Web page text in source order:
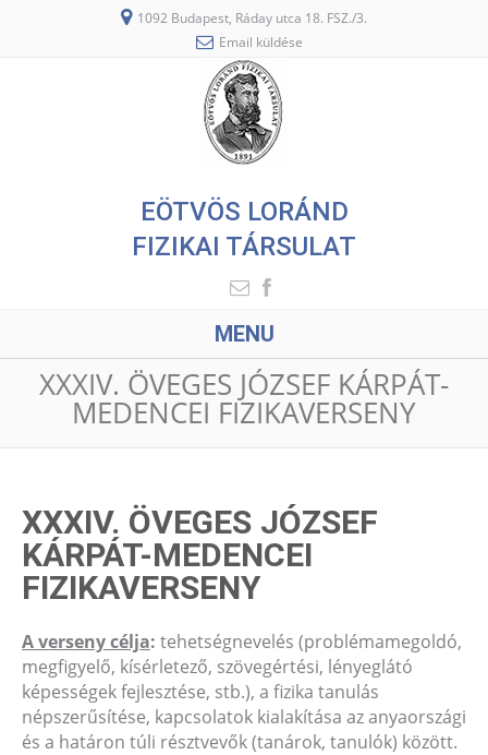
1092 Budapest, Ráday utca 18. FSZ./3.
Email küldése
EÖTVÖS LORÁND
FIZIKAI TÁRSULAT
MENU
XXXIV. ÖVEGES JÓZSEF KÁRPÁT-
MEDENCEI FIZIKAVERSENY
XXXIV. ÖVEGES JÓZSEF
KÁRPÁT-MEDENCEI
FIZIKAVERSENY
A verseny célja: tehetségnevelés (problémamegoldó,
megfigyelő, kísérletező, szövegértési, lényeglátó
képességek fejlesztése, stb.), a fizika tanulás
népszerűsítése, kapcsolatok kialakítása az anyaországi
és a határon túli résztvevők (tanárok, tanulók) között.